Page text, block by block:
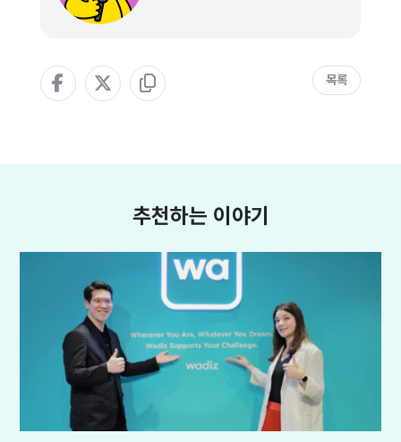
목록
추천하는 이야기